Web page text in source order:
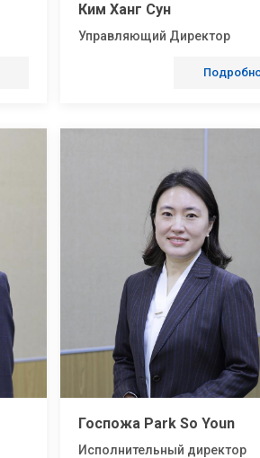
Ким Ханг Сун
Управляющий Директор
Госпожа Park So Youn
Исполнительный директор